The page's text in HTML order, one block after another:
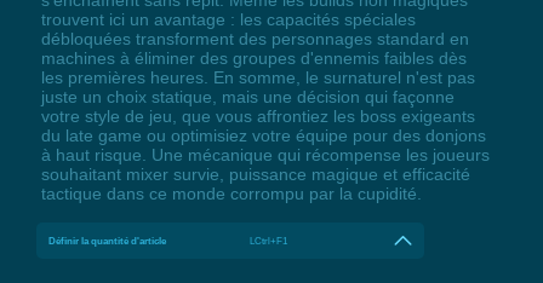
trouvent ici un avantage : les capacités spéciales
débloquées transforment des personnages standard en
machines à éliminer des groupes d'ennemis faibles dès
les premières heures. En somme, le surnaturel n'est pas
juste un choix statique, mais une décision qui façonne
votre style de jeu, que vous affrontiez les boss exigeants
du late game ou optimisiez votre équipe pour des donjons
à haut risque. Une mécanique qui récompense les joueurs
souhaitant mixer survie, puissance magique et efficacité
tactique dans ce monde corrompu par la cupidité.
Définir la quantité d'article LCtrl+F1